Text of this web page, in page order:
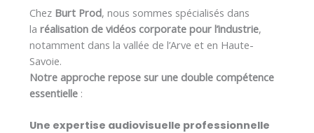
Chez Burt Prod, nous sommes spécialisés dans
laréalisation de vidéos corporate pour l’industrie,
notamment dans la vallée de l’Arve et en Haute-
Savoie.
Notre approche repose sur une double compétence
essentielle :
Une expertise audiovisuelle professionnelle